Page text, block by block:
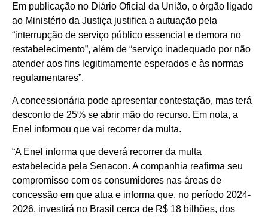
Em publicação no Diário Oficial da União, o órgão ligado
ao Ministério da Justiça justifica a autuação pela
“interrupção de serviço público essencial e demora no
restabelecimento”, além de “serviço inadequado por não
atender aos fins legitimamente esperados e às normas
regulamentares”.
A concessionária pode apresentar contestação, mas terá
desconto de 25% se abrir mão do recurso. Em nota, a
Enel informou que vai recorrer da multa.
“A Enel informa que deverá recorrer da multa
estabelecida pela Senacon. A companhia reafirma seu
compromisso com os consumidores nas áreas de
concessão em que atua e informa que, no período 2024-
2026, investirá no Brasil cerca de R$ 18 bilhões, dos